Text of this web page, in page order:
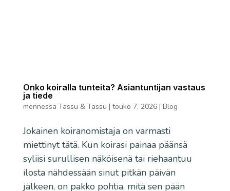
Onko koiralla tunteita? Asiantuntijan vastaus
ja tiede
mennessä Tassu & Tassu | touko 7, 2026| Blog
Jokainen koiranomistaja on varmasti
miettinyt tätä. Kun koirasi painaa päänsä
syliisi surullisen näköisenä tai riehaantuu
ilosta nähdessään sinut pitkän päivän
jälkeen, on pakko pohtia, mitä sen pään